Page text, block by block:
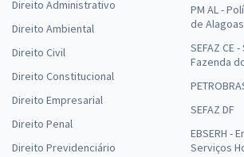
Direito Administrativo
Direito Ambiental
Direito Civil
Direito Constitucional
Direito Empresarial
Direito Penal
Direito Previdenciário
PM AL -
de Alagoas
SEFAZ CE
Fazenda
SEFAZ DF
EBSERH -
Serviços